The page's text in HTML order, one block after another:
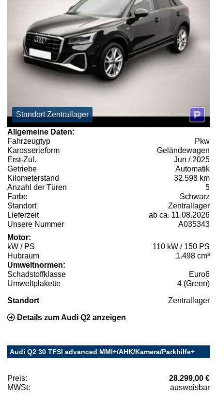
Standort Zentrallager
Allgemeine Daten:
Fahrzeugtyp
Pkw
Karosserieform
Geländewagen
Erst-Zul.
Jun / 2025
Getriebe
Automatik
Kilometerstand
32.598 km
Anzahl der Türen
5
Farbe
Schwarz
Standort
Zentrallager
Lieferzeit
ab ca. 11.08.2026
Unsere Nummer
A035343
Motor:
kW / PS
110 kW / 150 PS
Hubraum
1.498 cm³
Umweltnormen:
Schadstoffklasse
Euro6
Umweltplakette
4 (Green)
Standort Zentrallager
Details zum Audi Q2 anzeigen
Audi Q2 30 TFSI advanced MMI+/AHK/Kamera/Parkhilfe+
Preis:
28.299,00 €
MWSt:
ausweisbar